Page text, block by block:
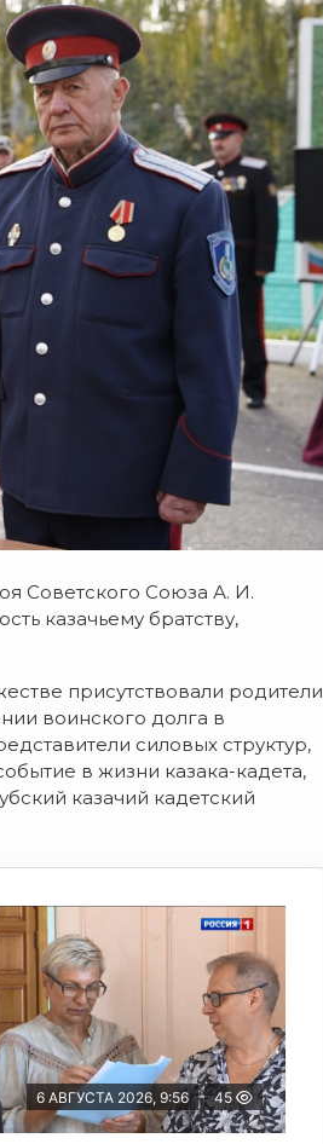
Советского Союза А. И.
казачьему братству,
присутствовали родители
воинского долга в
силовых структур,
в жизни казака-кадета,
казачий кадетский
6 АВГУСТА 2026, 9:56 45